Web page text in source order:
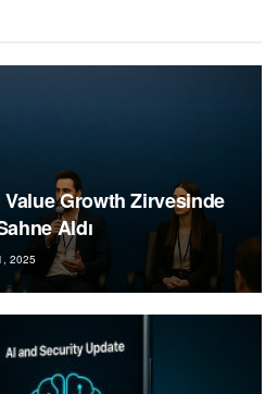
Growth Zirvesinde
Aldı
2025